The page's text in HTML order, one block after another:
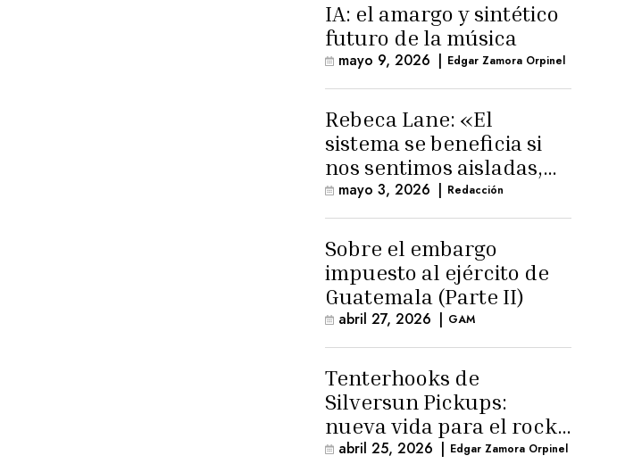
IA: el amargo y sintético
futuro de la música
mayo 9, 2026 | Edgar Zamora Orpinel
Rebeca Lane: «El
sistema se beneficia si
nos sentimos aisladas,
sin esperanza o espacio
para la ternura»
mayo 3, 2026 | Redacción
Sobre el embargo
impuesto al ejército de
Guatemala (Parte II)
abril 27, 2026 | GAM
Tenterhooks de
Silversun Pickups:
nueva vida para el rock
alternativo
abril 25, 2026 | Edgar Zamora Orpinel